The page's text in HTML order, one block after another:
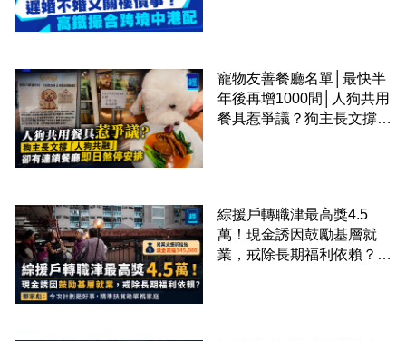
寵物友善餐廳名單│最快半
年後再增1000間│人狗共用
餐具惹爭議？狗主長文撐
綜援戶轉職津最高獎4.5
萬！現金誘因鼓勵基層就
業，戒除長期福利依賴？鄧